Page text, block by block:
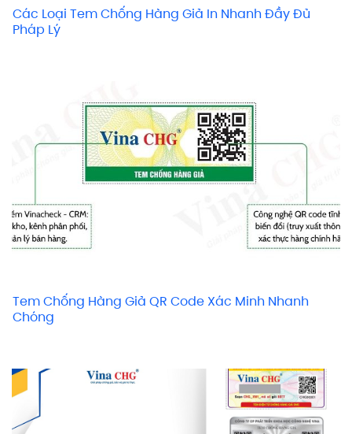
Các Loại Tem Chống Hàng Giả In Nhanh Đầy Đủ
Pháp Lý
Tem Chống Hàng Giả QR Code Xác Minh Nhanh
Chóng